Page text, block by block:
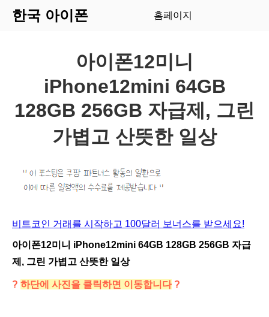
한국 아이폰 홈페이지
아이폰12미니
iPhone12mini 64GB
128GB 256GB 자급제, 그린
가볍고 산뜻한 일상
비트코인 거래를 시작하고 100달러 보너스를 받으세요!
아이폰12미니 iPhone12mini 64GB 128GB 256GB 자급
제, 그린 가볍고 산뜻한 일상
? 하단에 사진을 클릭하면 이동합니다 ?